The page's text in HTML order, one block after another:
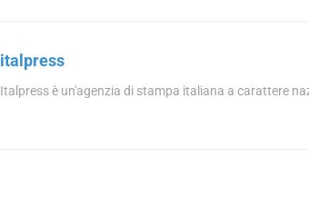
italpress
Italpress è un'agenzia di stampa italiana a carattere